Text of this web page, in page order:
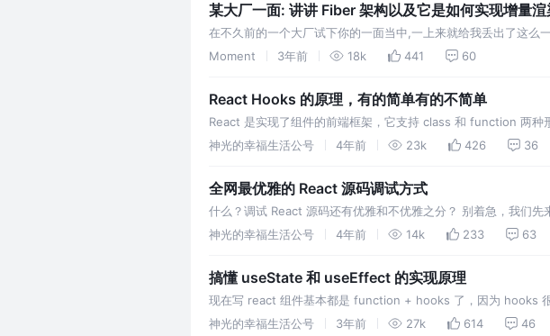
某大厂一面: 讲讲 Fiber 架构以及它是如何实现增量
在不久前的一个大厂试下你的一面当中,一上来就给我丢出了这么
这个。关于 React 的,10 篇里面有 5 篇都会问到 Fiber 相关的。
Moment 3年前 18k 441 60
React Hooks 的原理，有的简单有的不简单
React 是实现了组件的前端框架，它支持 class 和 function 两种
PureComponent）的方式开发新组件的，这
神光的幸福生活公号 4年前 23k 426 36
全网最优雅的 React 源码调试方式
什么？调试 React 源码还有优雅和不优雅之分？ 别着急，我们
了多年之后想深入一下，所以最近开始看 React 源码。 他把 re
神光的幸福生活公号 4年前 14k 233 63
搞懂 useState 和 useEffect 的实现原理
现在写 react 组件基本都是 function + hooks 了，因为 hooks
useEffect 可以管理异步逻辑，u
神光的幸福生活公号 3年前 27k 614 46